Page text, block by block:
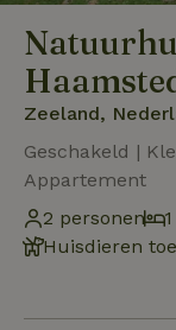
Zeeland,
Geschakeld |
Appartement
2 personen
Huisdieren